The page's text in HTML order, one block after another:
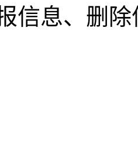
信息、删